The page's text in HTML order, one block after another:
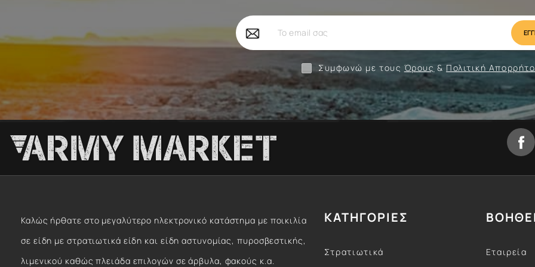
ΣώματαΕπιβίωση
Το
email
σας
Συμφωνώ με τους Όρους & Πολιτική
Καλώς ήρθατε στο μεγαλύτερο ηλεκτρονικό κατάστημα με ποικιλία
σε είδη με στρατιωτικά είδη και είδη αστυνομίας, πυροσβεστικής,
λιμενικού καθώς πλειάδα επιλογών σε άρβυλα, φακούς κ.α.
ΚΑΤΗΓΟΡΙΕΣ
Στρατιωτικά
Εταιρεία